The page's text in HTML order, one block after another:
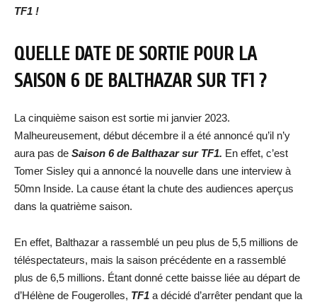
TF1 !
QUELLE DATE DE SORTIE POUR LA
SAISON 6 DE BALTHAZAR SUR TF1 ?
La cinquième saison est sortie mi janvier 2023.
Malheureusement, début décembre il a été annoncé qu’il n’y
aura pas de Saison 6 de Balthazar sur TF1. En effet, c’est
Tomer Sisley qui a annoncé la nouvelle dans une interview à
50mn Inside. La cause étant la chute des audiences aperçus
dans la quatrième saison.
En effet, Balthazar a rassemblé un peu plus de 5,5 millions de
téléspectateurs, mais la saison précédente en a rassemblé
plus de 6,5 millions. Étant donné cette baisse liée au départ de
d’Hélène de Fougerolles, TF1 a décidé d’arrêter pendant que la